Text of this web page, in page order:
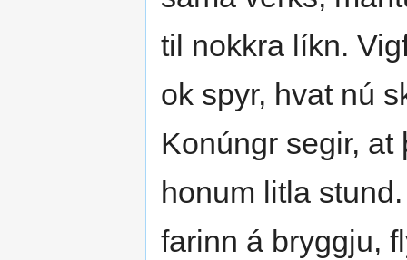
til nokkra líkn.
ok spyr, hvat nú
Konúngr segir,
honum litla
farinn á bryggju,